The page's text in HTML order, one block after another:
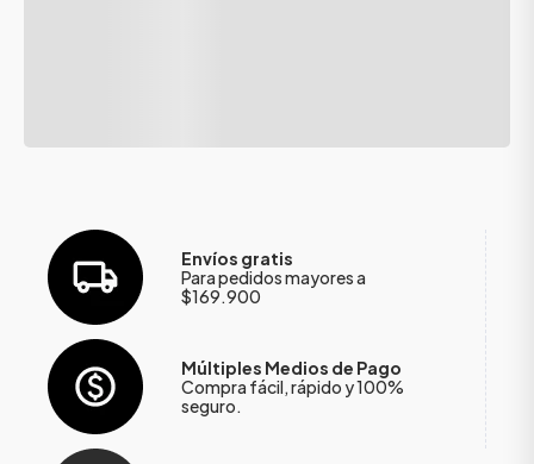
Envíos gratis
Para pedidos mayores a
$169.900
Múltiples Medios de Pago
Compra fácil, rápido y 100%
seguro.